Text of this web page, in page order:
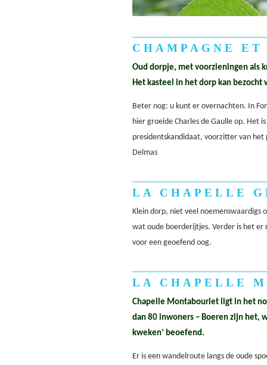
CHAMPAGNE
Oud dorpje, met voorzieningen als
Het kasteel in het dorp kan bezocht
Beter nog: u kunt er overnachten. In
hier groeide Charles de Gaulle op. Het
presidentskandidaat, voorzitter van het
Delmas
LA CHAPELLE
Klein dorp, niet veel noemenswaardigs
wat oude boerderijtjes. Verder is het er
voor een geoefend oog.
LA CHAPELLE
Chapelle Montabourlet ligt in het
dan 80 inwoners – Boeren zijn het,
kweken’ beoefend.
Er is een wandelroute langs de oude